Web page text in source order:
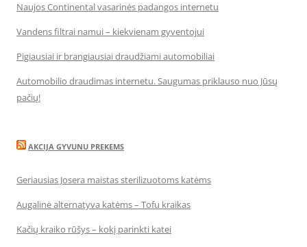
Naujos Continental vasarinės padangos internetu
Vandens filtrai namui – kiekvienam gyventojui
Pigiausiai ir brangiausiai draudžiami automobiliai
Automobilio draudimas internetu. Saugumas priklauso nuo Jūsų
pačių!
AKCIJA GYVUNU PREKEMS
Geriausias Josera maistas sterilizuotoms katėms
Augalinė alternatyva katėms – Tofu kraikas
Kačių kraiko rūšys – kokį parinkti katei